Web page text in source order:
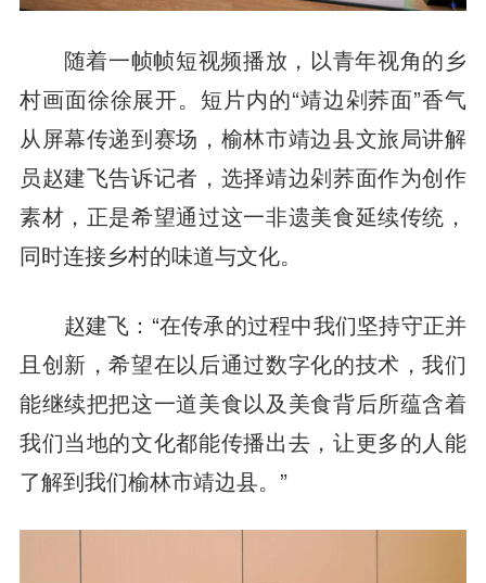
随着一帧帧短视频播放，以青年视角的乡
村画面徐徐展开。短片内的“靖边剁荞面”香气
从屏幕传递到赛场，榆林市靖边县文旅局讲解
员赵建飞告诉记者，选择靖边剁荞面作为创作
素材，正是希望通过这一非遗美食延续传统，
同时连接乡村的味道与文化。
赵建飞：“在传承的过程中我们坚持守正并
且创新，希望在以后通过数字化的技术，我们
能继续把把这一道美食以及美食背后所蕴含着
我们当地的文化都能传播出去，让更多的人能
了解到我们榆林市靖边县。”